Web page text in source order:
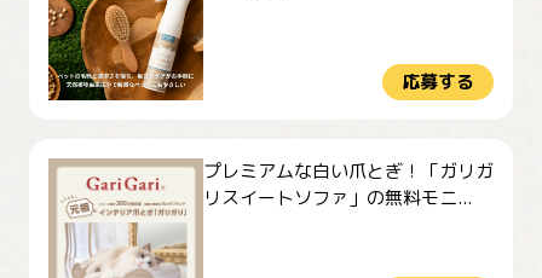
応募する
プレミアムな白い爪とぎ！「ガリガ
リスイートソファ」の無料モニ...